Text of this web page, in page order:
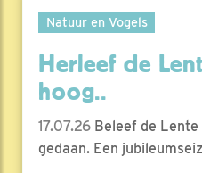
Natuur en Vogels
Herleef de
hoog..
17.07.26 Beleef de
gedaan. Een